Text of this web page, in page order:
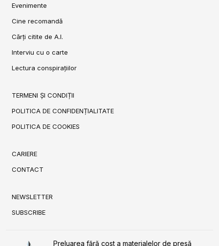
Evenimente
Cine recomandă
Cărți citite de A.I.
Interviu cu o carte
Lectura conspirațiilor
TERMENI ȘI CONDIȚII
POLITICA DE CONFIDENȚIALITATE
POLITICA DE COOKIES
CARIERE
CONTACT
NEWSLETTER
SUBSCRIBE
Preluarea fără cost a materialelor de presă